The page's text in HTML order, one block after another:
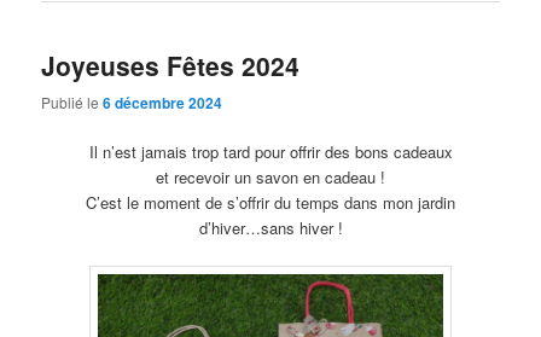
Joyeuses Fêtes 2024
Publié le6 décembre 2024
Il n’est jamais trop tard pour offrir des bons cadeaux
et recevoir un savon en cadeau !
C’est le moment de s’offrir du temps dans mon jardin
d’hiver…sans hiver !